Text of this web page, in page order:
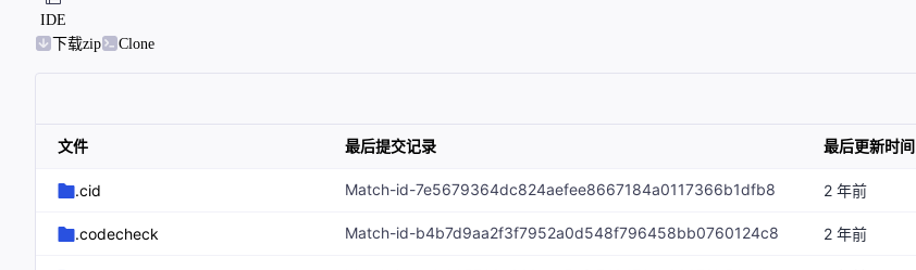
IDE
下载zip
Clone
文件 最后提交记录 最后更新时间
.cid Match-id-7e5679364dc824aefee8667184a0117366b1dfb8 2 年前
.codecheck Match-id-b4b7d9aa2f3f7952a0d548f796458bb0760124c8 2 年前